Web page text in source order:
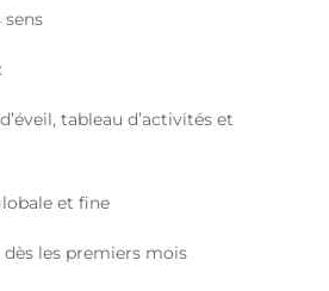
tableau d’activités et
et fine
les premiers mois